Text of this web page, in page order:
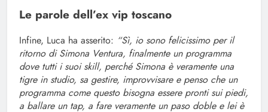
Le parole dell’ex vip toscano
Infine, Luca ha asserito: “Sì, io sono felicissimo per il
ritorno di Simona Ventura, finalmente un programma
dove tutti i suoi skill, perché Simona è veramente una
tigre in studio, sa gestire, improvvisare e penso che un
programma come questo bisogna essere pronti sui piedi,
a ballare un tap, a fare veramente un paso doble e lei è